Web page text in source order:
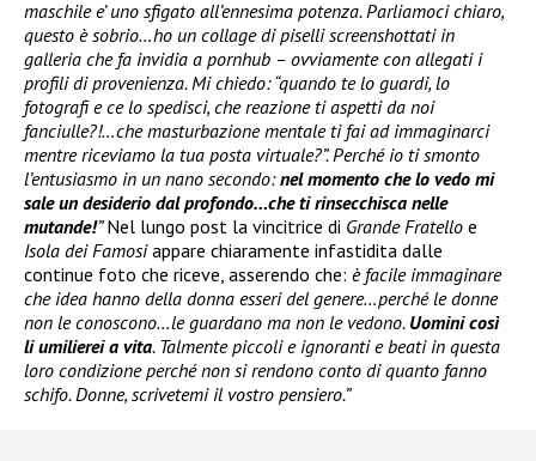
maschile e’ uno sfigato all’ennesima potenza. Parliamoci chiaro,
questo è sobrio…ho un collage di piselli screenshottati in
galleria che fa invidia a pornhub – ovviamente con allegati i
profili di provenienza. Mi chiedo: “quando te lo guardi, lo
fotografi e ce lo spedisci, che reazione ti aspetti da noi
fanciulle?!…che masturbazione mentale ti fai ad immaginarci
mentre riceviamo la tua posta virtuale?”. Perché io ti smonto
l’entusiasmo in un nano secondo:nel momento che lo vedo mi
sale un desiderio dal profondo…che ti rinsecchisca nelle
mutande!”Nel lungo post la vincitrice di Grande Fratello e
Isola dei Famosiappare chiaramente infastidita dalle
continue foto che riceve, asserendo che: è facile immaginare
che idea hanno della donna esseri del genere…perché le donne
non le conoscono…le guardano ma non le vedono. Uomini così
li umilierei a vita. Talmente piccoli e ignoranti e beati in questa
loro condizione perché non si rendono conto di quanto fanno
schifo. Donne, scrivetemi il vostro pensiero.”